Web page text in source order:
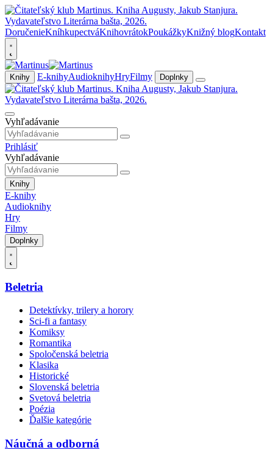
DoručenieKníhkupectváKnihovrátokPoukážkyKnižný blogKontakt
Knihy E-knihyAudioknihyHryFilmy Doplnky
Vyhľadávanie
Prihlásiť
Vyhľadávanie
Knihy
E-knihy
Audioknihy
Hry
Filmy
Doplnky
Beletria
Detektívky, trilery a horory
Sci-fi a fantasy
Komiksy
Romantika
Spoločenská beletria
Klasika
Historické
Slovenská beletria
Svetová beletria
Poézia
Ďalšie kategórie
Náučná a odborná